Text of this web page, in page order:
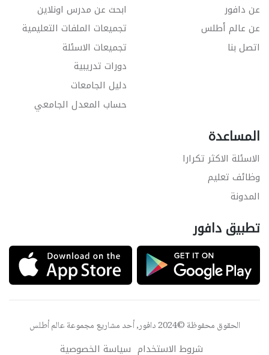
عن دافور
عن عالم أطلس
اتصل بنا
ابحث عن مدرس اونلاين
تجميعات الملفات التعليمية
تجميعات الاسئلة
دورات تدريبية
دليل الجامعات
حساب المعدل الجامعي
المساعدة
الاسئلة الاكثر تكرارا
وظائف تعليم
المدونة
تطبيق دافور
الحقوق محفوظة ©2024 دافور, أحد مشاريع مجموعة عالم أطلس
شروط الاستخدام سياسة الخصوصية